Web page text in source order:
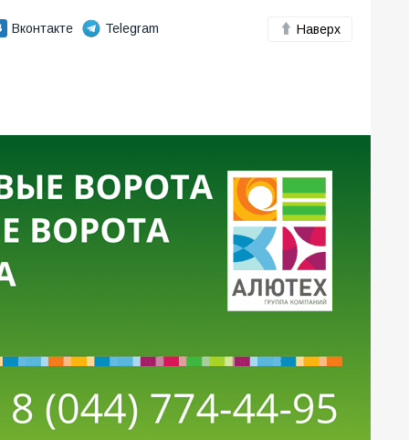
Вконтакте Telegram Наверх